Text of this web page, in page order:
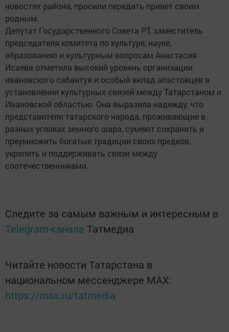
новостях района, просили передать привет своим
родным.
Депутат Государственного Совета РТ, заместитель
председателя комитета по культуре, науке,
образованию и культурным вопросам Анастасия
Исаева отметила высокий уровень организации
ивановского сабантуя и особый вклад апастовцев в
установлении культурных связей между Татарстаном и
Ивановской областью. Она выразила надежду, что
представители татарского народа, проживающие в
разных уголках земного шара, сумеют сохранить и
преумножить богатые традиции своих предков,
укрепить и поддерживать связи между
соотечественниками.
Следите за самым важным и интересным в
Telegram-канале Татмедиа
Читайте новости Татарстана в
национальном мессенджере MАХ:
https://max.ru/tatmedia